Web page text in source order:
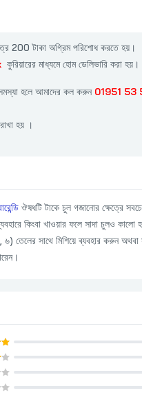
200 টাকা অগ্রিম পরিশোধ করতে হয়।
কুরিয়ারের মাধ্যমে হোম ডেলিভারি করা
হলে আমাদের কল করুন 01951 53
হয় ।
ঔষধটি টাকে চুল গজানোর ক্ষেত্রে
কিংবা খাওয়ার ফলে সাদা চুলও কালো
তেলের সাথে মিশিয়ে ব্যবহার করুন অথবা